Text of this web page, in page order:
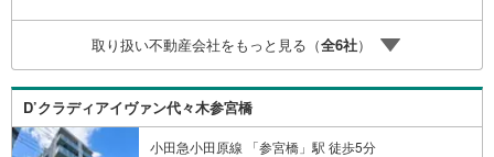
なの？■分からない事、何でもご相談下さい。■随時！内覧
可能です！■平日・土日・祝祭日…日程・時間はいつでも調
整可能。ご指定の場所にお車でお迎えに上がります。■不動
産購入のご相談も随時開催中！■ ○住宅ローンのご相談
○買換えのご相談 ○ご自宅査定のご相談 ○弊社買取も行
っております！
取り扱い不動産会社をもっと見る（全6社）
D’クラディアイヴァン代々木参宮橋
小田急小田原線 「参宮橋」駅 徒歩5分